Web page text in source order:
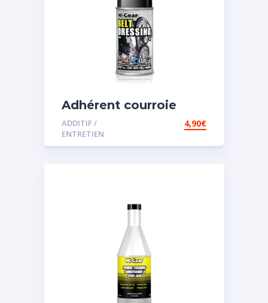
Adhérent courroie
ADDITIF /
ENTRETIEN
4,90€